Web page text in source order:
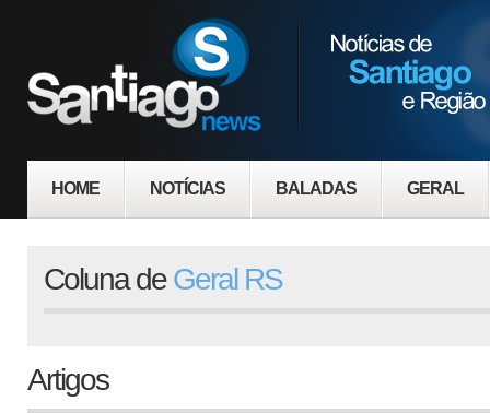
HOME NOTÍCIAS BALADAS GERAL
Coluna deGeral RS
Artigos